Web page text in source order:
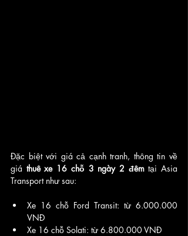
Đặc biệt với giá cả cạnh tranh, thông tin về
giá thuê xe 16 chỗ 3 ngày 2 đêm tại Asia
Transport như sau:
Xe 16 chỗ Ford Transit: từ 6.000.000
VNĐ
Xe 16 chỗ Solati: từ 6.800.000 VNĐ